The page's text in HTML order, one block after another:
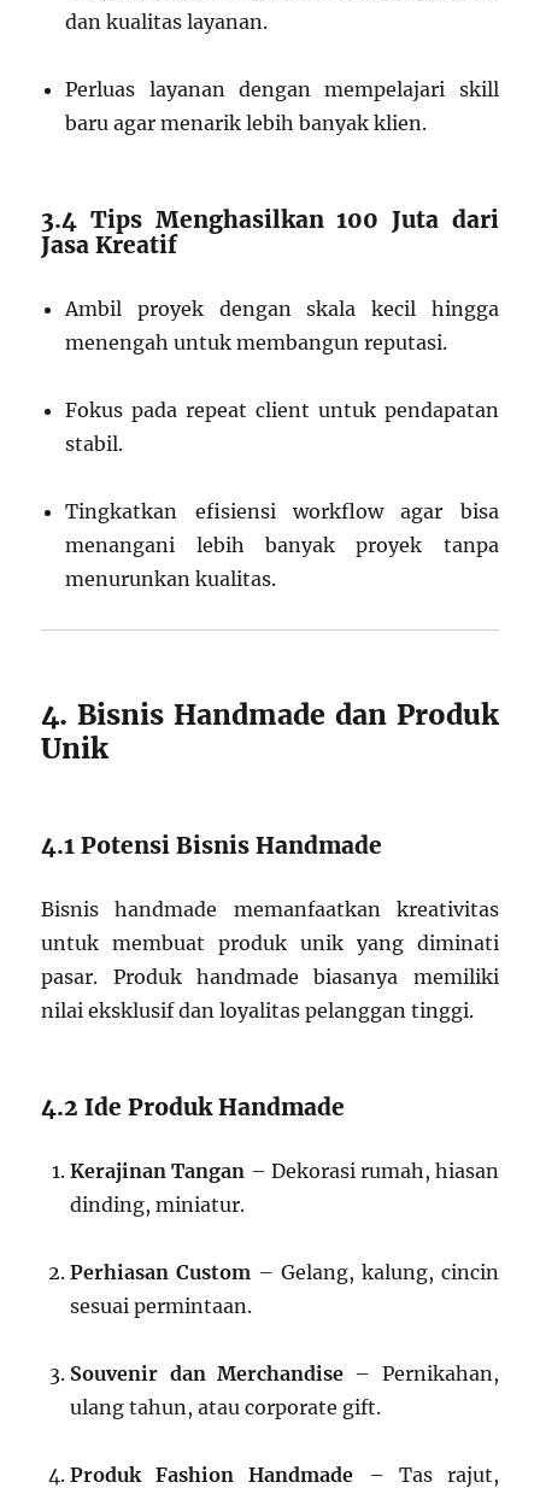
dan kualitas layanan.
Perluas layanan dengan mempelajari skill
baru agar menarik lebih banyak klien.
3.4 Tips Menghasilkan 100 Juta dari
Jasa Kreatif
Ambil proyek dengan skala kecil hingga
menengah untuk membangun reputasi.
Fokus pada repeat client untuk pendapatan
stabil.
Tingkatkan efisiensi workflow agar bisa
menangani lebih banyak proyek tanpa
menurunkan kualitas.
4. Bisnis Handmade dan Produk
Unik
4.1 Potensi Bisnis Handmade
Bisnis handmade memanfaatkan kreativitas
untuk membuat produk unik yang diminati
pasar. Produk handmade biasanya memiliki
nilai eksklusif dan loyalitas pelanggan tinggi.
4.2 Ide Produk Handmade
Kerajinan Tangan – Dekorasi rumah, hiasan
dinding, miniatur.
Perhiasan Custom – Gelang, kalung, cincin
sesuai permintaan.
Souvenir dan Merchandise – Pernikahan,
ulang tahun, atau corporate gift.
Produk Fashion Handmade – Tas rajut,